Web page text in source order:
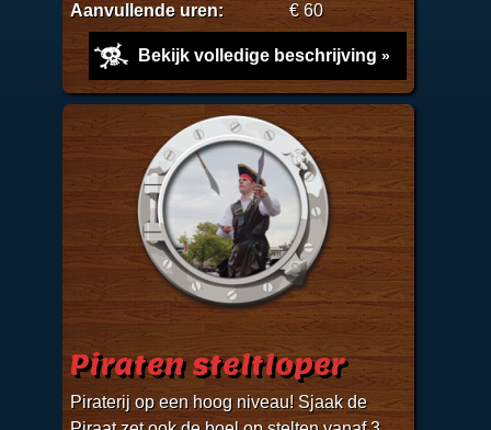
Aanvullende uren:
€ 60
Bekijk volledige beschrijving
Piraten steltloper
Piraterij op een hoog niveau! Sjaak de